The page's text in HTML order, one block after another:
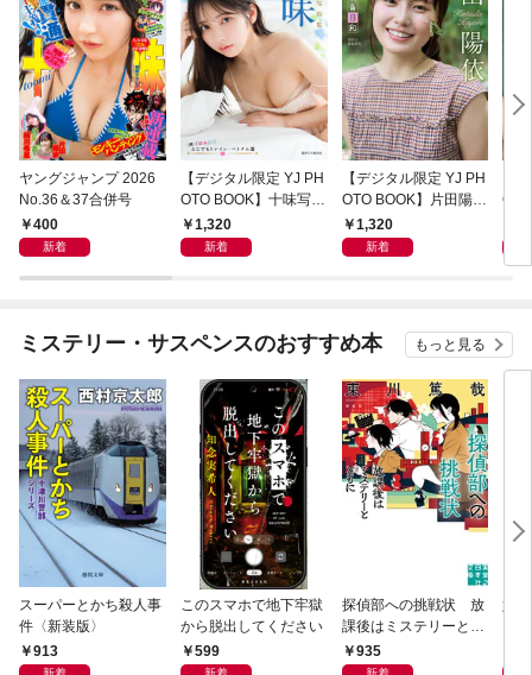
ヤングジャンプ 2026
No.36＆37合併号
400
新着
【デジタル限定 YJ PH
OTO BOOK】十味写真
集「続・『ぽみ』！？
どこでもトレイン・ベ
1,320
新着
【デジタル限定 YJ PH
OTO BOOK】片田陽依
写真集「羽色日和」
1,320
新着
リ」
ミステリー・サスペンスのおすすめ本 もっと見る
スーパーとかち殺人事
件〈新装版〉
913
このスマホで地下牢獄
から脱出してください
599
探偵部への挑戦状 放
課後はミステリーとと
もに 新装版
935
姐